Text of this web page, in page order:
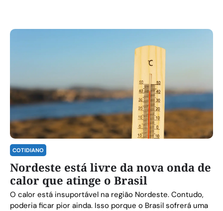
COTIDIANO
Nordeste está livre da nova onda de
calor que atinge o Brasil
O calor está insuportável na região Nordeste. Contudo,
poderia ficar pior ainda. Isso porque o Brasil sofrerá uma